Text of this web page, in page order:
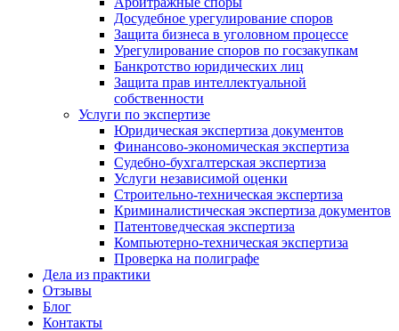
Досудебное урегулирование споров
Защита бизнеса в уголовном процессе
Урегулирование споров по госзакупкам
Банкротство юридических лиц
Защита прав интеллектуальной
собственности
Услуги по экспертизе
Юридическая экспертиза документов
Финансово-экономическая экспертиза
Судебно-бухгалтерская экспертиза
Услуги независимой оценки
Строительно-техническая экспертиза
Криминалистическая экспертиза документов
Патентоведческая экспертиза
Компьютерно-техническая экспертиза
Проверка на полиграфе
Дела из практики
Отзывы
Блог
Контакты